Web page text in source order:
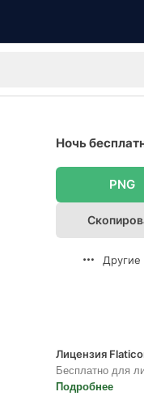
Ночь
PNG
Лицензия
Бесплатно для
Подробнее